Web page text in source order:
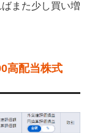
また少し買い増
高配当株式